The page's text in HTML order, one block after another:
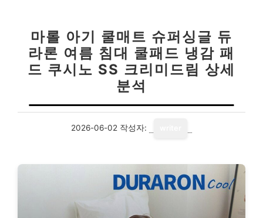
마롤 아기 쿨매트 슈퍼싱글 듀
라론 여름 침대 쿨패드 냉감 패
드 쿠시노 SS 크리미드림 상세
분석
2026-06-02 작성자: